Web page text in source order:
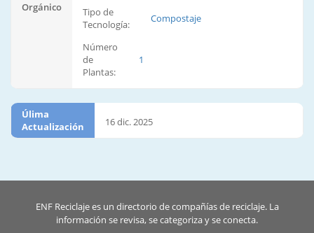
Orgánico
Tipo de
Tecnología:
Compostaje
Número
de
Plantas:
1
Úlima
Actualización
16 dic. 2025
ENF Reciclaje es un directorio de compañías de reciclaje. La
información se revisa, se categoriza y se conecta.